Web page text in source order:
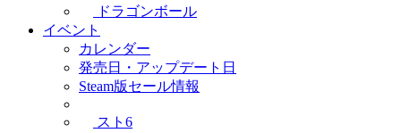
ドラゴンボール
イベント
カレンダー
発売日・アップデート日
Steam版セール情報
スト6